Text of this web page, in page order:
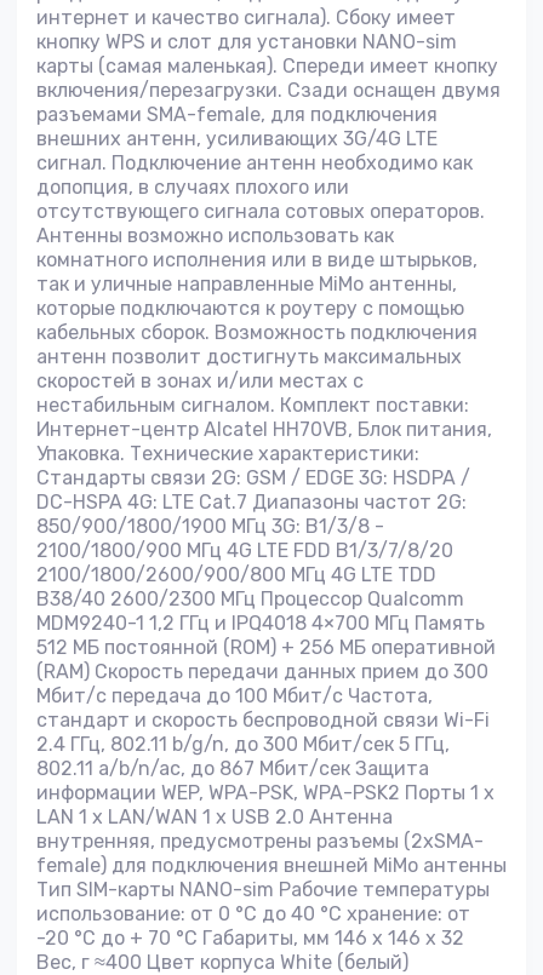
интернет и качество сигнала). Сбоку имеет
кнопку WPS и слот для установки NANO-sim
карты (самая маленькая). Спереди имеет кнопку
включения/перезагрузки. Сзади оснащен двумя
разъемами SMA-female, для подключения
внешних антенн, усиливающих 3G/4G LTE
сигнал. Подключение антенн необходимо как
допопция, в случаях плохого или
отсутствующего сигнала сотовых операторов.
Антенны возможно использовать как
комнатного исполнения или в виде штырьков,
так и уличные направленные MiMo антенны,
которые подключаются к роутеру с помощью
кабельных сборок. Возможность подключения
антенн позволит достигнуть максимальных
скоростей в зонах и/или местах с
нестабильным сигналом. Комплект поставки:
Интернет-центр Alcatel HH70VB, Блок питания,
Упаковка. Технические характеристики:
Стандарты связи 2G: GSM / EDGE 3G: HSDPA /
DC-HSPA 4G: LTE Cat.7 Диапазоны частот 2G:
850/900/1800/1900 МГц 3G: B1/3/8 -
2100/1800/900 МГц 4G LTE FDD B1/3/7/8/20
2100/1800/2600/900/800 МГц 4G LTE TDD
B38/40 2600/2300 МГц Процессор Qualcomm
MDM9240-1 1,2 ГГц и IPQ4018 4×700 МГц Память
512 МБ постоянной (ROM) + 256 МБ оперативной
(RAM) Скорость передачи данных прием до 300
Мбит/с передача до 100 Мбит/с Частота,
стандарт и скорость беспроводной связи Wi-Fi
2.4 ГГц, 802.11 b/g/n, до 300 Мбит/сек 5 ГГц,
802.11 a/b/n/ac, до 867 Мбит/сек Защита
информации WEP, WPA-PSK, WPA-PSK2 Порты 1 x
LAN 1 x LAN/WAN 1 x USB 2.0 Антенна
внутренняя, предусмотрены разъемы (2хSMA-
female) для подключения внешней MiMo антенны
Тип SIM-карты NANO-sim Рабочие температуры
использование: от 0 °C до 40 °C хранение: от
-20 °C до + 70 °C Габариты, мм 146 x 146 x 32
Вес, г ≈400 Цвет корпуса White (белый)